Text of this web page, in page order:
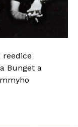
reedice
Bunget a